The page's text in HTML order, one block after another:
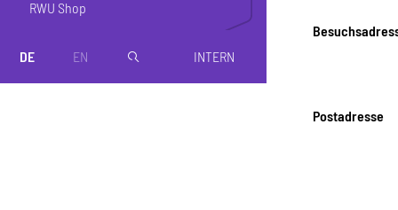
RWU Shop
DE EN magnifier INTERN
Postadresse